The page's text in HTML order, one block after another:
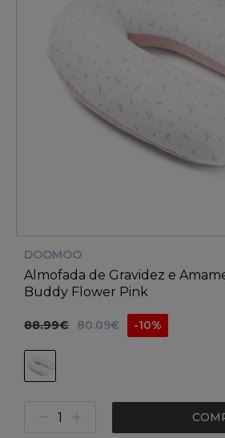
DOOMOO
Almofada de Gravidez e
Buddy Flower Pink
88.99€ 80.09€ -10%